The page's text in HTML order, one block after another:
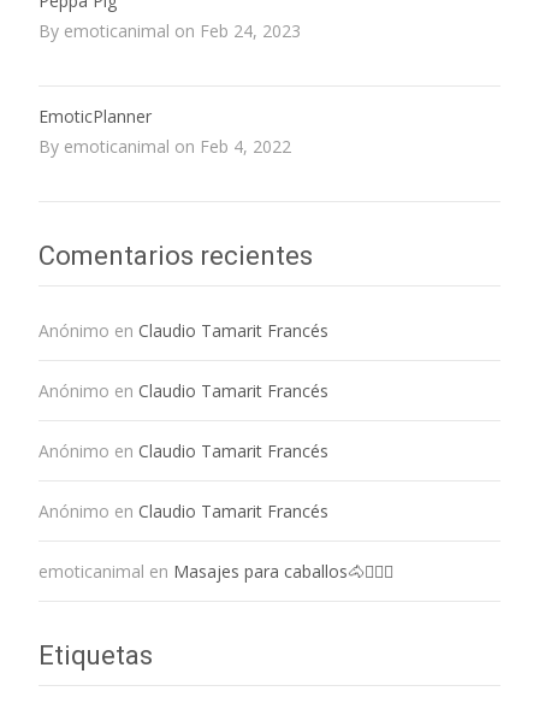
By emoticanimal on Feb 24, 2023
EmoticPlanner
By emoticanimal on Feb 4, 2022
Comentarios recientes
Anónimo en Claudio Tamarit Francés
Anónimo en Claudio Tamarit Francés
Anónimo en Claudio Tamarit Francés
Anónimo en Claudio Tamarit Francés
emoticanimal en Masajes para caballos🐴💆🏻‍♀️
Etiquetas